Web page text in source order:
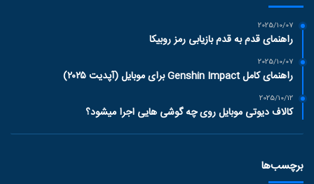
2025/10/07
راهنمای قدم به قدم بازیابی رمز روبیکا
2025/10/07
راهنمای کامل Genshin Impact برای موبایل (آپدیت ۲۰۲۵)
2025/10/12
کالاف دیوتی موبایل روی چه گوشی هایی اجرا میشود؟
برچسب‌ها